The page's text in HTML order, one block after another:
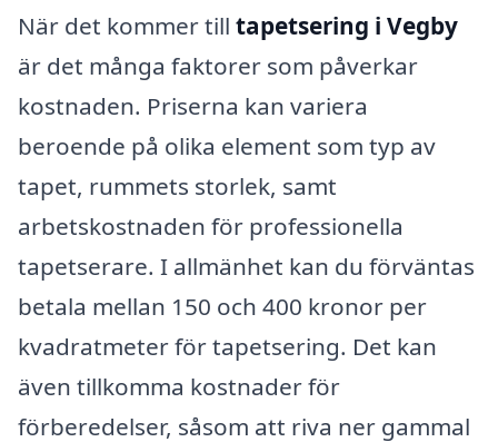
När det kommer till tapetsering i Vegby
är det många faktorer som påverkar
kostnaden. Priserna kan variera
beroende på olika element som typ av
tapet, rummets storlek, samt
arbetskostnaden för professionella
tapetserare. I allmänhet kan du förväntas
betala mellan 150 och 400 kronor per
kvadratmeter för tapetsering. Det kan
även tillkomma kostnader för
förberedelser, såsom att riva ner gammal